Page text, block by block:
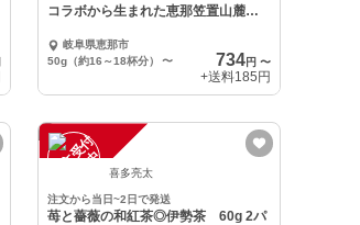
コラボから生まれた恵那笠置山麓の
岐阜県恵那市
50g（約16～18杯分）
〜 734円 〜
+送料185円
注
文
受
付
停
止
中 喜多亮太
注文から当日~2日で発送
苺と薔薇の和紅茶◎伊勢茶 60g 2パ